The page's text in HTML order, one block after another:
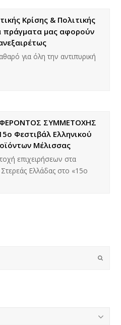
Κρίσης & Πολιτικής
πράγματα μας αφορούν
για όλη την αντιπυρική
ΣΥΜΜΕΤΟΧΗΣ
Φεστιβάλ Ελληνικού
Μέλισσας
επιχειρήσεων στα
Ελλάδας στο «15ο
Submit